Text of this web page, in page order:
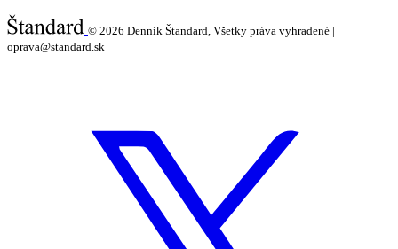
© 2026 Denník Štandard, Všetky práva vyhradené |
oprava@standard.sk